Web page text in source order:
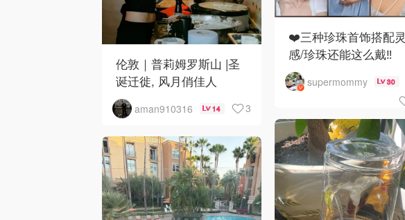
伦敦｜普莉姆罗斯山 |圣
诞迁徙, 风月俏佳人
aman910316 14 3
❤️三种珍珠首饰搭配灵
感/珍珠还能这么戴‼️
supermommy 30